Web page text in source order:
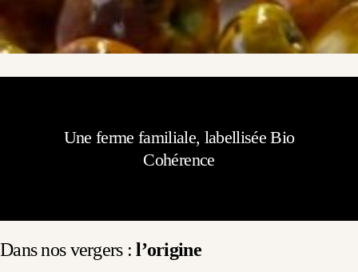
Une ferme familiale, labellisée Bio
Cohérence
Dans nos vergers :l’origine